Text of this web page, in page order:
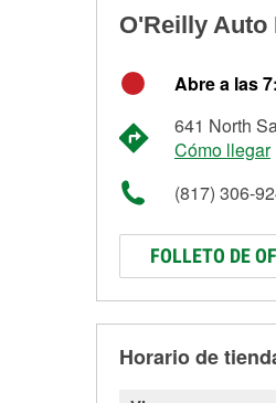
O'Reilly Auto
Abre a las
641 North
Cómo llegar
(817) 306-
FOLLETO DE
Horario de